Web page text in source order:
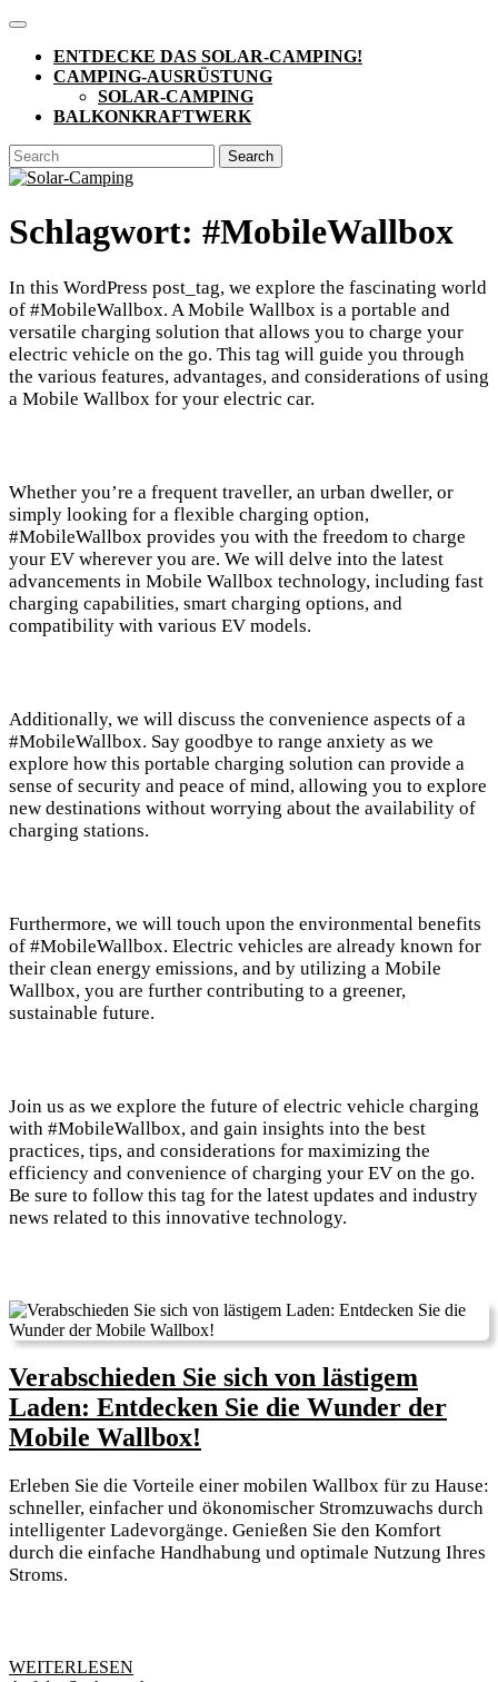
Skip
content
Open
ButtonENTDECKE DAS SOLAR-CAMPING!
CAMPING-AUSRÜSTUNG
SOLAR-CAMPING
BALKONKRAFTWERK
CLOSE
BUTTON
Search
for:
Schlagwort: #MobileWallbox
In this WordPress post_tag, we explore the fascinating world
of #MobileWallbox. A Mobile Wallbox is a portable and
versatile charging solution that allows you to charge your
electric vehicle on the go. This tag will guide you through
the various features, advantages, and considerations of using
a Mobile Wallbox for your electric car.
Whether you’re a frequent traveller, an urban dweller, or
simply looking for a flexible charging option,
#MobileWallbox provides you with the freedom to charge
your EV wherever you are. We will delve into the latest
advancements in Mobile Wallbox technology, including fast
charging capabilities, smart charging options, and
compatibility with various EV models.
Additionally, we will discuss the convenience aspects of a
#MobileWallbox. Say goodbye to range anxiety as we
explore how this portable charging solution can provide a
sense of security and peace of mind, allowing you to explore
new destinations without worrying about the availability of
charging stations.
Furthermore, we will touch upon the environmental benefits
of #MobileWallbox. Electric vehicles are already known for
their clean energy emissions, and by utilizing a Mobile
Wallbox, you are further contributing to a greener,
sustainable future.
Join us as we explore the future of electric vehicle charging
with #MobileWallbox, and gain insights into the best
practices, tips, and considerations for maximizing the
efficiency and convenience of charging your EV on the go.
Be sure to follow this tag for the latest updates and industry
news related to this innovative technology.
Verabschieden Sie sich von lästigem
Laden: Entdecken Sie die Wunder der
Mobile Wallbox!
sich
von
lästigem
Erleben Sie die Vorteile einer mobilen Wallbox für zu Hause:
schneller, einfacher und ökonomischer Stromzuwachs durch
intelligenter Ladevorgänge. Genießen Sie den Komfort
durch die einfache Handhabung und optimale Nutzung Ihres
Stroms.
WEITERLESEN